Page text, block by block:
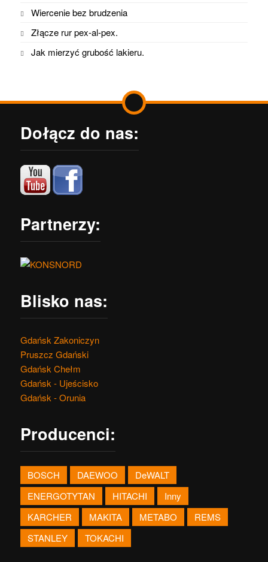
Wiercenie bez brudzenia
Złącze rur pex-al-pex.
Jak mierzyć grubość lakieru.
Dołącz do nas:
Partnerzy:
Blisko nas:
Gdańsk Zakoniczyn
Pruszcz Gdański
Gdańsk Chełm
Gdańsk - Ujeścisko
Gdańsk - Orunia
Producenci:
BOSCH DAEWOO
DeWALT
ENERGOTYTAN
HITACHI
Inny
KARCHER
MAKITA METABO
REMS
STANLEY
TOKACHI